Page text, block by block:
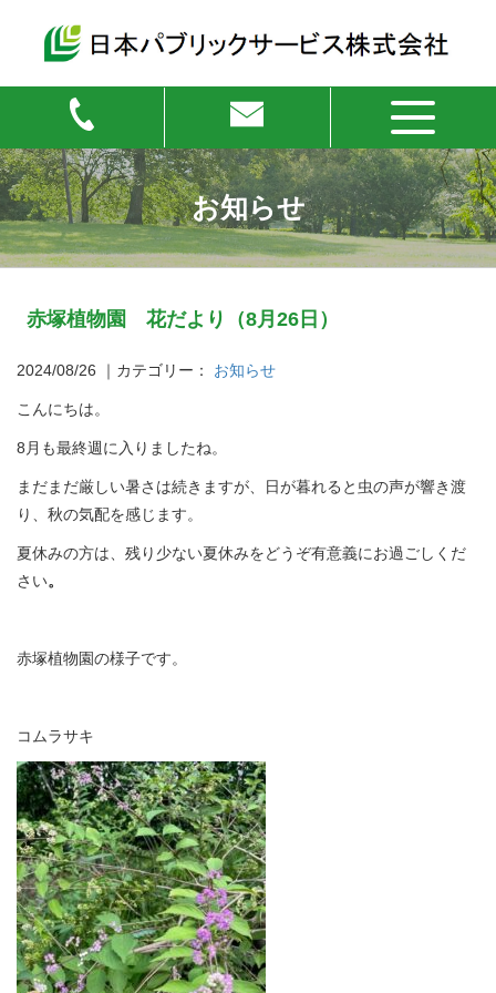
お知らせ
赤塚植物園 花だより（8月26日）
2024/08/26 ｜カテゴリー： お知らせ
こんにちは。
8月も最終週に入りましたね。
まだまだ厳しい暑さは続きますが、日が暮れると虫の声が響き渡
り、秋の気配を感じます。
夏休みの方は、残り少ない夏休みをどうぞ有意義にお過ごしくだ
さい。
赤塚植物園の様子です。
コムラサキ